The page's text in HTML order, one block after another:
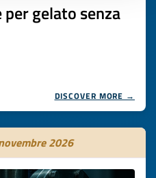
gelato senza
DISCOVER MORE →
2026